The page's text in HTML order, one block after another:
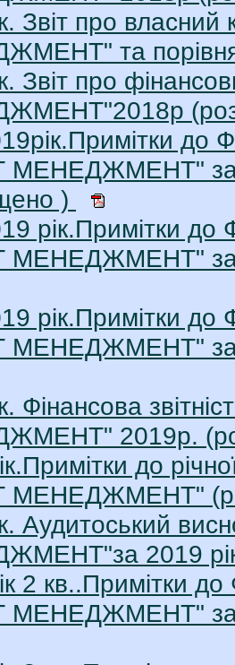
Звіт про
та
Звіт про
до
МЕНЕДЖМЕНТ" за
)
рік.Примітки до
за
рік.Примітки до
за
Фінансова
2019р.
до
МЕНЕДЖМЕНТ"
Аудитоський
2019
2 кв..Примітки
за